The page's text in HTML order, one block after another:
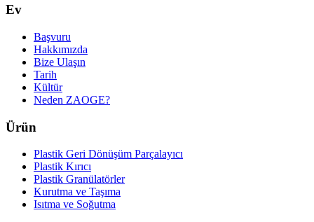
Ev
Başvuru
Hakkımızda
Bize Ulaşın
Tarih
Kültür
Neden ZAOGE?
Ürün
Plastik Geri Dönüşüm Parçalayıcı
Plastik Kırıcı
Plastik Granülatörler
Kurutma ve Taşıma
Isıtma ve Soğutma